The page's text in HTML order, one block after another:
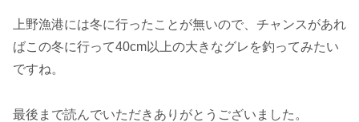
上野漁港には冬に行ったことが無いので、チャンスがあれ
ばこの冬に行って40cm以上の大きなグレを釣ってみたい
ですね。
最後まで読んでいただきありがとうございました。